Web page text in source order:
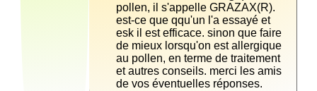
pollen, il s'appelle GRAZAX(R).
est-ce que qqu'un l'a essayé et
esk il est efficace. sinon que faire
de mieux lorsqu'on est allergique
au pollen, en terme de traitement
et autres conseils. merci les amis
de vos éventuelles réponses.